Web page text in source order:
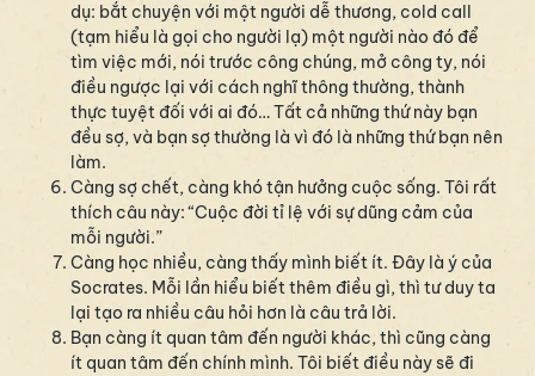
dụ: bắt chuyện với một người dễ thương, cold call
(tạm hiểu là gọi cho người lạ) một người nào đó để
tìm việc mới, nói trước công chúng, mở công ty, nói
điều ngược lại với cách nghĩ thông thường, thành
thực tuyệt đối với ai đó… Tất cả những thứ này bạn
đều sợ, và bạn sợ thường là vì đó là những thứ bạn nên
làm.
Càng sợ chết, càng khó tận hưởng cuộc sống. Tôi rất
thích câu này: “Cuộc đời tỉ lệ với sự dũng cảm của
mỗi người.”
Càng học nhiều, càng thấy mình biết ít. Đây là ý của
Socrates. Mỗi lần hiểu biết thêm điều gì, thì tư duy ta
lại tạo ra nhiều câu hỏi hơn là câu trả lời.
Bạn càng ít quan tâm đến người khác, thì cũng càng
ít quan tâm đến chính mình. Tôi biết điều này sẽ đi